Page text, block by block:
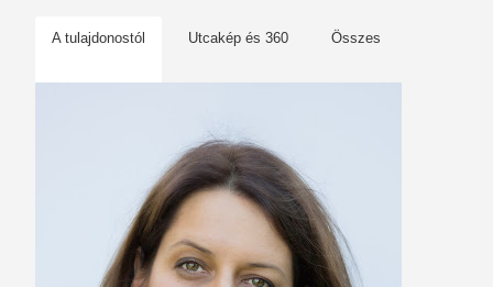
A tulajdonostól Utcakép és 360 Összes